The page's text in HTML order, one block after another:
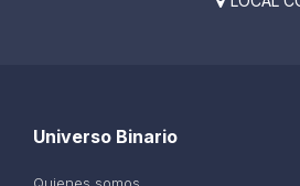
Universo Binario
Quienes somos